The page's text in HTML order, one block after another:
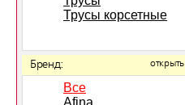
Трусы корсетные
Бренд: открыть
Все
Afina